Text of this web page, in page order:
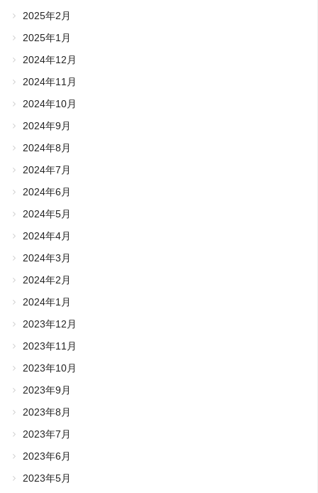
2025年2月
2025年1月
2024年12月
2024年11月
2024年10月
2024年9月
2024年8月
2024年7月
2024年6月
2024年5月
2024年4月
2024年3月
2024年2月
2024年1月
2023年12月
2023年11月
2023年10月
2023年9月
2023年8月
2023年7月
2023年6月
2023年5月